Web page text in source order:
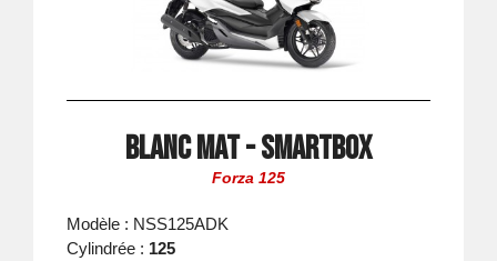
Blanc Mat - Smartbox
Forza 125
Modèle : NSS125ADK
Cylindrée : 125